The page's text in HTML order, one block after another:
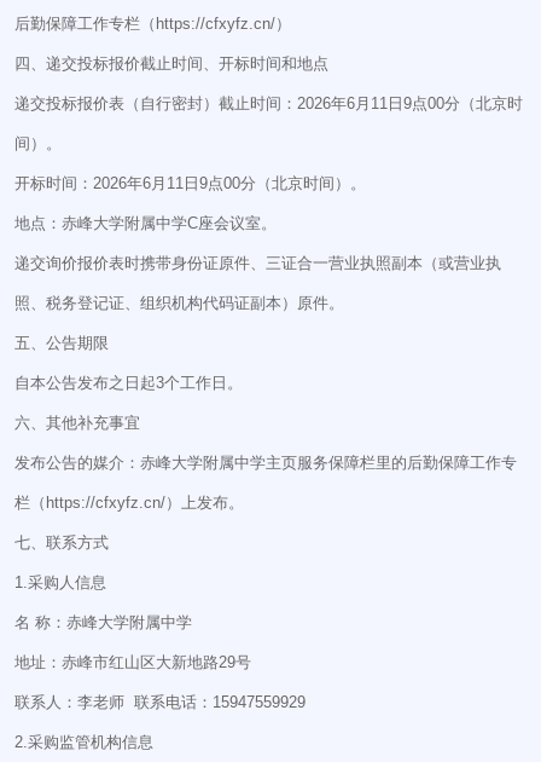
后勤保障工作专栏（https://cfxyfz.cn/）
四、递交投标报价截止时间、开标时间和地点
递交投标报价表（自行密封）截止时间：2026年6月11日9点00分（北京时
间）。
开标时间：2026年6月11日9点00分（北京时间）。
地点：赤峰大学附属中学C座会议室。
递交询价报价表时携带身份证原件、三证合一营业执照副本（或营业执
照、税务登记证、组织机构代码证副本）原件。
五、公告期限
自本公告发布之日起3个工作日。
六、其他补充事宜
发布公告的媒介：赤峰大学附属中学主页服务保障栏里的后勤保障工作专
栏（https://cfxyfz.cn/）上发布。
七、联系方式
1.采购人信息
名 称：赤峰大学附属中学
地址：赤峰市红山区大新地路29号
联系人：李老师 联系电话：15947559929
2.采购监管机构信息